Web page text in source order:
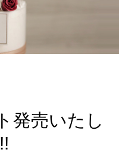
発売いたし